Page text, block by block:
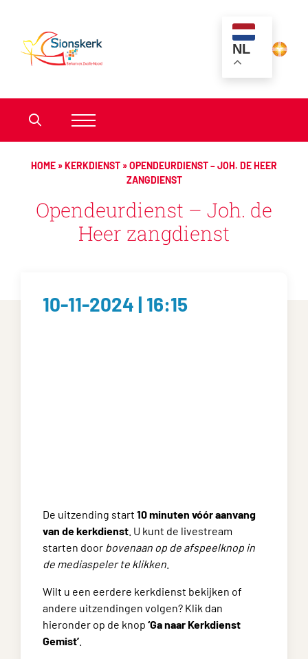
NL
HOME »KERKDIENST »OPENDEURDIENST – JOH. DE HEER
ZANGDIENST
Opendeurdienst – Joh. de
Heer zangdienst
10-11-2024 | 16:15
De uitzending start 10 minuten vóór aanvang
van de kerkdienst . U kunt de livestream
starten door bovenaan op de afspeelknop in
de mediaspeler te klikken
Wilt u een eerdere kerkdienst bekijken of
andere uitzendingen volgen? Klik dan
hieronder op de knop ‘Ga naar Kerkdienst
Gemist’